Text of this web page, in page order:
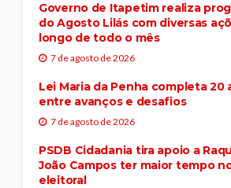
Governo de Itapetim realiza
do Agosto Lilás com diversas
longo de todo o mês
7 de agosto de 2026
Lei Maria da Penha completa 20
entre avanços e desafios
7 de agosto de 2026
PSDB Cidadania tira apoio a
João Campos ter maior tempo
eleitoral